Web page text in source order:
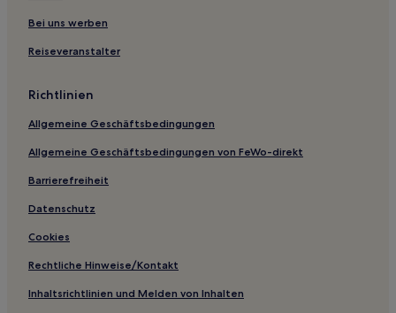
Bei uns werben
Reiseveranstalter
Richtlinien
Allgemeine Geschäftsbedingungen
Allgemeine Geschäftsbedingungen von FeWo-direkt
Barrierefreiheit
Datenschutz
Cookies
Rechtliche Hinweise/Kontakt
Inhaltsrichtlinien und Melden von Inhalten